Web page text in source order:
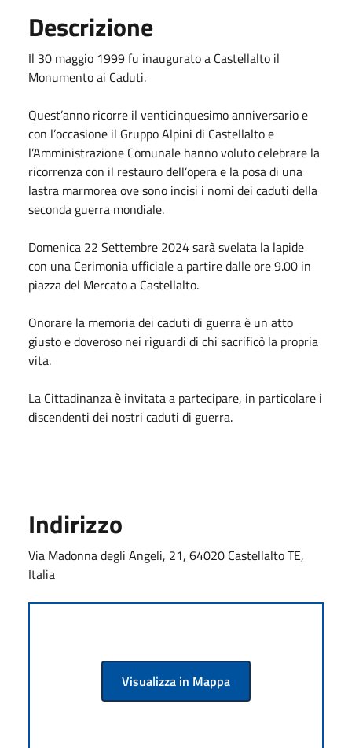
Descrizione
Il 30 maggio 1999 fu inaugurato a Castellalto il
Monumento ai Caduti.
Quest’anno ricorre il venticinquesimo anniversario e
con l’occasione il Gruppo Alpini di Castellalto e
l’Amministrazione Comunale hanno voluto celebrare la
ricorrenza con il restauro dell’opera e la posa di una
lastra marmorea ove sono incisi i nomi dei caduti della
seconda guerra mondiale.
Domenica 22 Settembre 2024 sarà svelata la lapide
con una Cerimonia ufficiale a partire dalle ore 9.00 in
piazza del Mercato a Castellalto.
Onorare la memoria dei caduti di guerra è un atto
giusto e doveroso nei riguardi di chi sacrificò la propria
vita.
La Cittadinanza è invitata a partecipare, in particolare i
discendenti dei nostri caduti di guerra.
Indirizzo
Via Madonna degli Angeli, 21, 64020 Castellalto TE,
Italia
Visualizza in Mappa